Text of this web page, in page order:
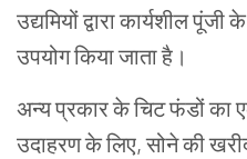
उद्यमियों द्वारा कार्यशील
उपयोग किया जाता है।
अन्य प्रकार के चिट फंडों का
उदाहरण के लिए, सोने की